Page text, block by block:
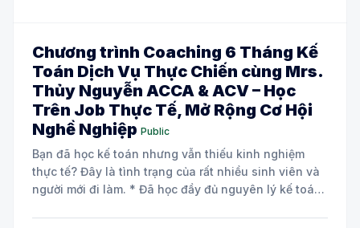
Chương trình Coaching 6 Tháng Kế
Toán Dịch Vụ Thực Chiến cùng Mrs.
Thủy Nguyễn ACCA & ACV – Học
Trên Job Thực Tế, Mở Rộng Cơ Hội
Nghề Nghiệp Public
Bạn đã học kế toán nhưng vẫn thiếu kinh nghiệm
thực tế? Đây là tình trạng của rất nhiều sinh viên và
người mới đi làm. * Đã học đầy đủ nguyên lý kế toán